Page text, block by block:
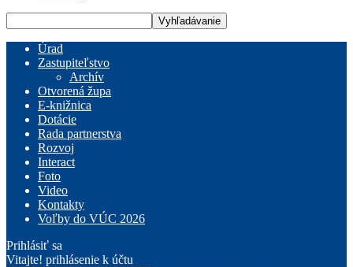
Úrad
Zastupiteľstvo
Archív
Otvorená župa
E-knižnica
Dotácie
Rada partnerstva
Rozvoj
Interact
Foto
Video
Kontakty
Voľby do VÚC 2026
Prihlásiť sa
Vitajte! prihlásenie k účtu